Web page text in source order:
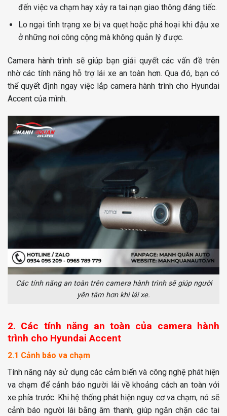
đến việc va chạm hay xảy ra tai nạn giao thông đáng tiếc.
Lo ngại tình trạng xe bị va quẹt hoặc phá hoại khi đậu xe
ở những nơi công cộng mà không quản lý được.
Camera hành trình sẽ giúp bạn giải quyết các vấn đề trên
nhờ các tính năng hỗ trợ lái xe an toàn hơn. Qua đó, bạn có
thể quyết định ngay việc lắp camera hành trình cho Hyundai
Accent của mình.
Các tính năng an toàn trên camera hành trình sẽ giúp người
yên tâm hơn khi lái xe.
2. Các tính năng an toàn của camera hành
trình cho Hyundai Accent
2.1 Cảnh báo va chạm
Tính năng này sử dụng các cảm biến và công nghệ phát hiện
va chạm để cảnh báo người lái về khoảng cách an toàn với
xe phía trước. Khi hệ thống phát hiện nguy cơ va chạm, nó sẽ
cảnh báo người lái bằng âm thanh, giúp ngăn chặn các tai